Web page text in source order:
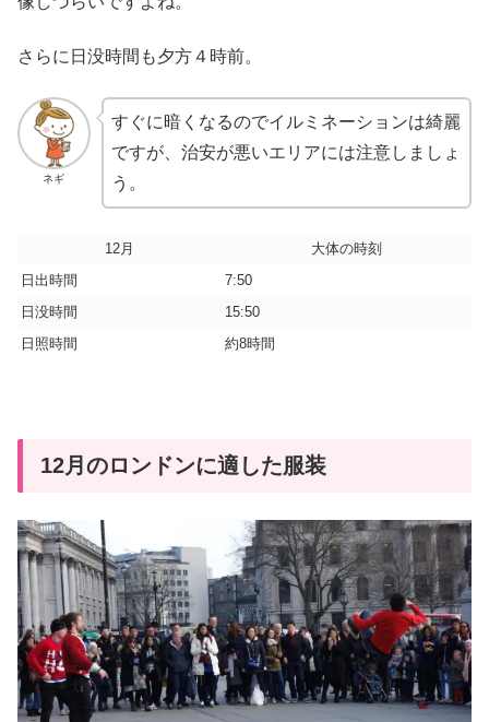
さらに日没時間も夕方４時前。
ネギ
すぐに暗くなるのでイルミネーションは綺麗
ですが、治安が悪いエリアには注意しましょ
う。
12月
大体の時刻
日出時間
7:50
日没時間
15:50
日照時間
約8時間
12月のロンドンに適した服装